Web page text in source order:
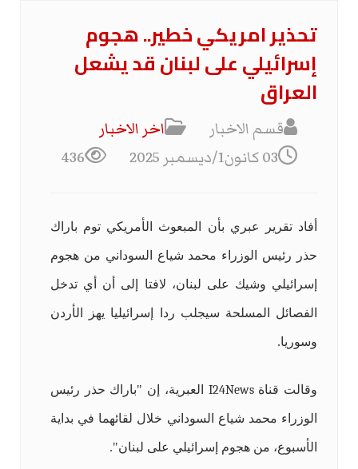
تحذير امريكي خطير.. هجوم
إسرائيلي على لبنان قد يشعل
العراق
قسم الاخبار
اخر الاخبار
03 كانون1/ديسمبر 2025
436
أفاد تقرير عبري بأن المبعوث الأمريكي توم باراك
حذر رئيس الوزراء محمد شياع السوداني من هجوم
إسرائيلي وشيك على لبنان، لافتا إلى أن أي تدخل
الفصائل المسلحة سيجلب ردا إسرائيليا يهز الأردن
وسوريا.
وقالت قناةI24News العبرية، إن "باراك حذر رئيس
الوزراء محمد شياع السوداني خلال لقائهما في بداية
الأسبوع، من هجوم إسرائيلي على لبنان".